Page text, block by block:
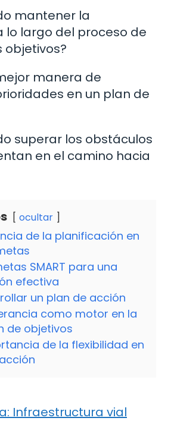
mantener la
lo largo del proceso de
objetivos?
manera de
en un plan de
superar los obstáculos
en el camino hacia
ocultar
de la planificación en
SMART para una
efectiva
un plan de acción
como motor en la
de objetivos
de la flexibilidad en
Infraestructura vial